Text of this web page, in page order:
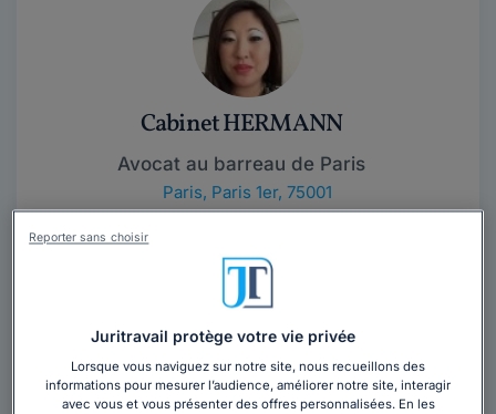
Cabinet HERMANN
Avocat au barreau de Paris
Paris, Paris 1er, 75001
16 années d'expérience
Contacter ce cabinet
Eléonore HERMANN, avocate inscrite au Barreau de
Paris, près le Tribunal judiciaire de Paris et la Cour
d’appel, Maître Eléonore...Lire la suite
Juritravail protège votre vie privée
Lorsque vous naviguez sur notre site, nous recueillons des
informations pour mesurer l’audience, améliorer notre site, interagir
avec vous et vous présenter des offres personnalisées. En les
Reporter sans choisir